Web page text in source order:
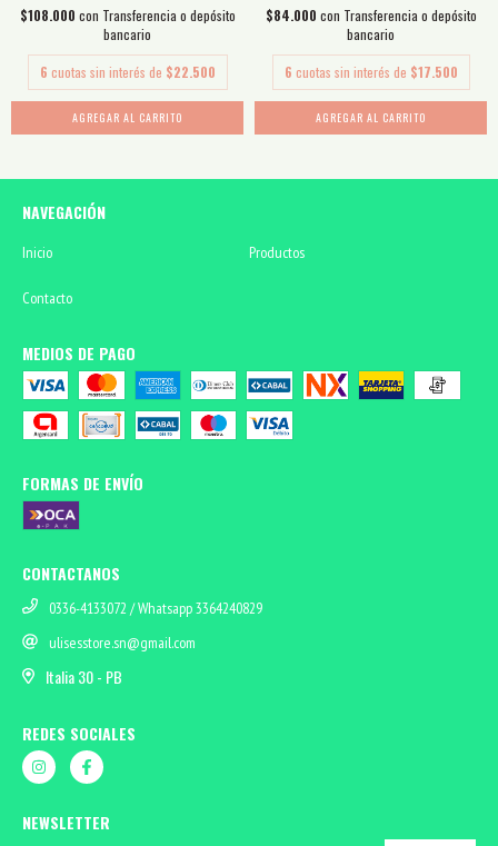
$108.000 con Transferencia o depósito
bancario
6 cuotas sin interés de $22.500
AGREGAR AL CARRITO
$84.000 con Transferencia o depósito
bancario
6 cuotas sin interés de $17.500
AGREGAR AL CARRITO
NAVEGACIÓN
Inicio Productos
Contacto
MEDIOS DE PAGO
FORMAS DE ENVÍO
CONTACTANOS
0336-4133072 / Whatsapp 3364240829
ulisesstore.sn@gmail.com
Italia 30 - PB
REDES SOCIALES
NEWSLETTER